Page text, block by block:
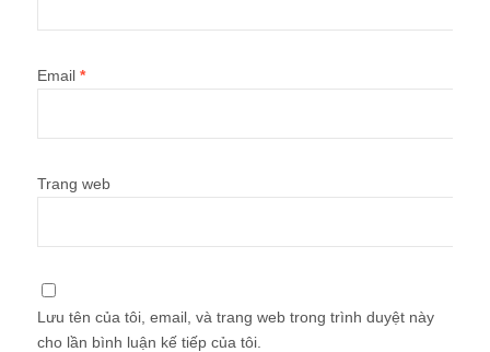
Email *
Trang web
Lưu tên của tôi, email, và trang web trong trình duyệt này
cho lần bình luận kế tiếp của tôi.